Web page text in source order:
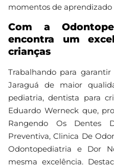
momentos de aprendizado
Com a
encontra um
crianças
Trabalhando para
Jaraguá de maior
pediatria, dentista para
Eduardo Werneck que,
Rangendo Os Dentes
Preventiva, Clinica De
Odontopediatria e Dor
mesma excelência.